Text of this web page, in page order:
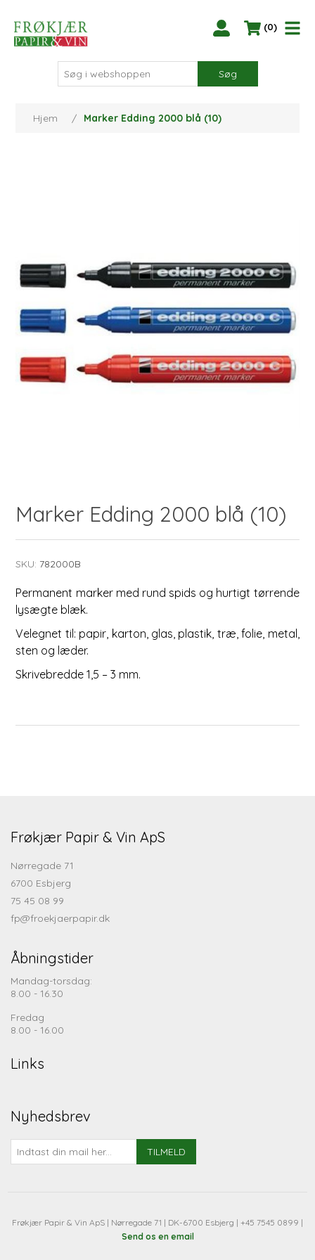
(0)
Søg
Hjem / Marker Edding 2000 blå (10)
Marker Edding 2000 blå (10)
SKU: 782000B
Permanent marker med rund spids og hurtigt tørrende
lysægte blæk.
Velegnet til: papir, karton, glas, plastik, træ, folie, metal,
sten og læder.
Skrivebredde 1,5 – 3 mm.
Frøkjær Papir & Vin ApS
Nørregade 71
6700 Esbjerg
75 45 08 99
fp@froekjaerpapir.dk
Åbningstider
Mandag-torsdag:
8.00 - 16.30
Fredag
8.00 - 16.00
Links
Nyhedsbrev
TILMELD
Frøkjær Papir & Vin ApS | Nørregade 71 | DK-6700 Esbjerg | +45 7545 0899 |
Send os en email